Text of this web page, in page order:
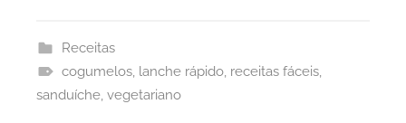
Receitas
cogumelos, lanche rápido, receitas fáceis,
sanduíche, vegetariano